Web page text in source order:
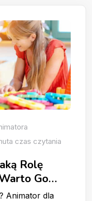
czas czytania
Rolę
Go
Animator dla